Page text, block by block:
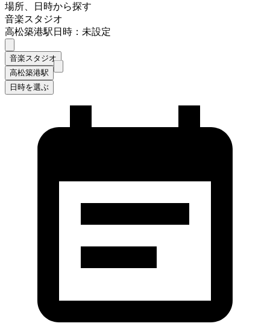
場所、日時から探す
音楽スタジオ
高松築港駅日時：未設定
音楽スタジオ
高松築港駅
日時を選ぶ